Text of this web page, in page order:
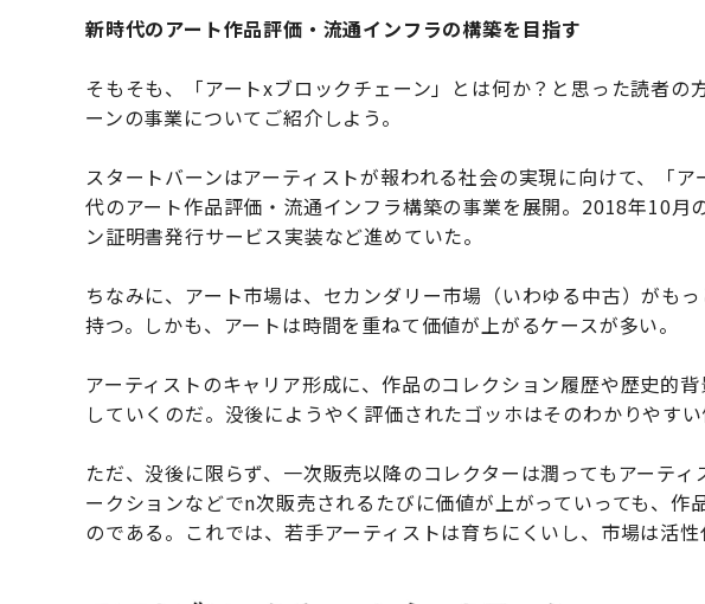
新時代のアート作品評価・流通インフラの構築を目指す
そもそも、「アートxブロックチェーン」とは何か？と思った読者の
ーンの事業についてご紹介しよう。
スタートバーンはアーティストが報われる社会の実現に向けて、「
代のアート作品評価・流通インフラ構築の事業を展開。2018年10
ン証明書発行サービス実装など進めていた。
ちなみに、アート市場は、セカンダリー市場（いわゆる中古）がも
持つ。しかも、アートは時間を重ねて価値が上がるケースが多い。
アーティストのキャリア形成に、作品のコレクション履歴や歴史的
していくのだ。没後にようやく評価されたゴッホはそのわかりやすい
ただ、没後に限らず、一次販売以降のコレクターは潤ってもアーテ
ークションなどでn次販売されるたびに価値が上がっていっても、作
のである。これでは、若手アーティストは育ちにくいし、市場は活性